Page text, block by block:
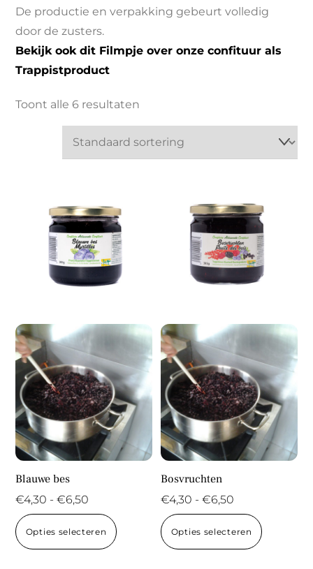
De productie en verpakking gebeurt volledig
door de zusters.
Bekijk ook dit Filmpje over onze confituur als
Trappistproduct
Toont alle 6 resultaten
Blauwe bes
€4,30 - €6,50
€4,30
tot
Opties selecteren
Dit
product
Bosvruchten
€4,30 - €6,50
€4,30
tot
Opties selecteren
Dit
product